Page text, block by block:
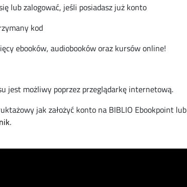
lub zalogować, jeśli posiadasz już konto
kod
ebooków, audiobooków oraz kursów online!
jest możliwy poprzez przeglądarkę internetową.
jak założyć konto na BIBLIO Ebookpoint lub
.